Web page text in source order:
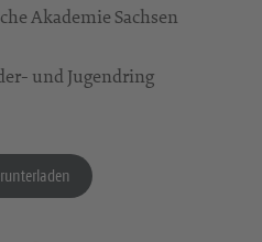
Akademie Sachsen
und Jugendring